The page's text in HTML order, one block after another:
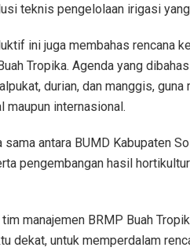
teknis pengelolaan irigasi
ini juga membahas rencana
Tropika. Agenda yang
durian, dan manggis, guna
maupun internasional.
antara BUMD Kabupaten
pengembangan hasil
manajemen BRMP Buah
dekat, untuk memperdalam